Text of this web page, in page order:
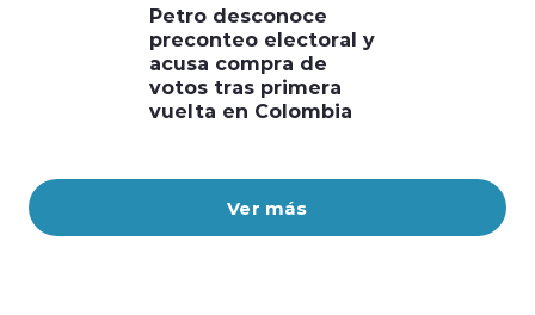
Ver más
Petro desconoce
preconteo electoral y
acusa compra de
votos tras primera
vuelta en Colombia